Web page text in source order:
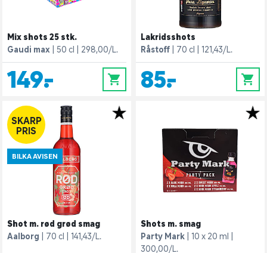
Mix shots 25 stk.
Gaudi max
50 cl 298,00/L.
149,- 0
Lakridsshots
Råstoff
70 cl 121,43/L.
85,- 0
SKARP
PRIS
BILKA AVISEN
Shot m. rød grød smag
Aalborg
70 cl 141,43/L.
Shots m. smag
Party Mark
10 x 20 ml
300,00/L.